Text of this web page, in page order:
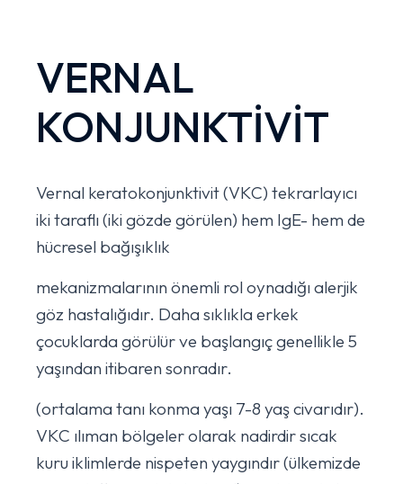
VERNAL
KONJUNKTİVİT
Vernal keratokonjunktivit (VKC) tekrarlayıcı
iki taraflı (iki gözde görülen) hem IgE- hem de
hücresel bağışıklık
mekanizmalarının önemli rol oynadığı alerjik
göz hastalığıdır. Daha sıklıkla erkek
çocuklarda görülür ve başlangıç genellikle 5
yaşından itibaren sonradır.
(ortalama tanı konma yaşı 7-8 yaş civarıdır).
VKC ılıman bölgeler olarak nadirdir sıcak
kuru iklimlerde nispeten yaygındır (ülkemizde